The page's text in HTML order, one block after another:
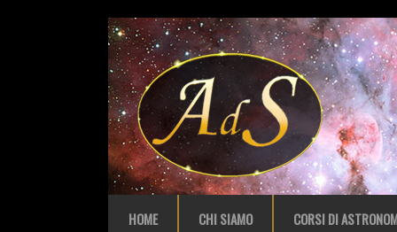
HOME CHI SIAMO CORSI DI